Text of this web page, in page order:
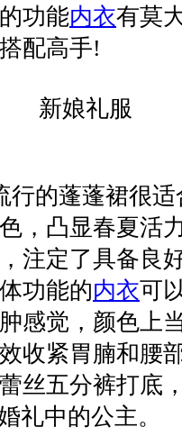
功能内衣有莫
配高手!
新娘礼服
行的蓬蓬裙很
，凸显春夏活
注定了具备良
功能的内衣可
感觉，颜色上
收紧胃腩和腰
丝五分裤打底
礼中的公主。